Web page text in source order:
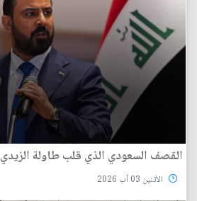
القصف السعودي الذي قلب طاولة الزيدي
الأثنين 03 آب 2026